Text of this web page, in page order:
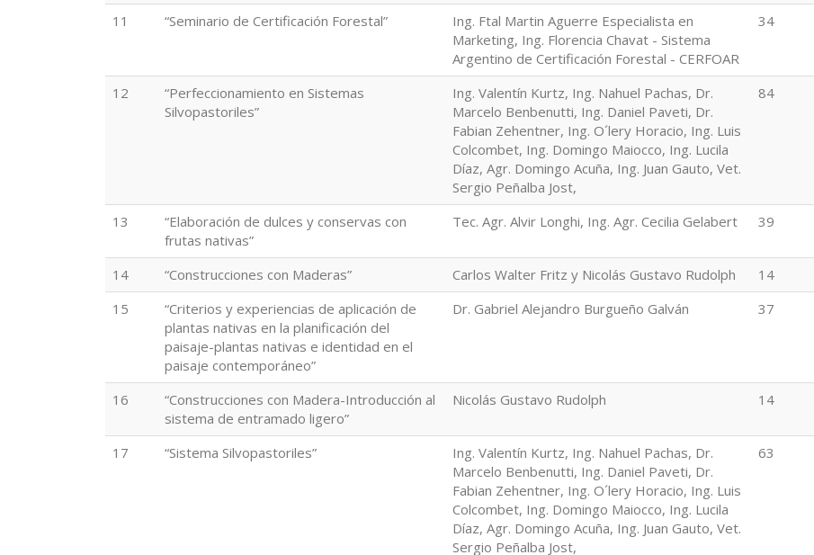
11 “Seminario de Certificación Forestal”
Ing. Ftal Martin Aguerre Especialista en
Marketing, Ing. Florencia Chavat - Sistema
Argentino de Certificación Forestal - CERFOAR
34
12
“Perfeccionamiento en Sistemas
Silvopastoriles”
Ing. Valentín Kurtz, Ing. Nahuel Pachas, Dr.
Marcelo Benbenutti, Ing. Daniel Paveti, Dr.
Fabian Zehentner, Ing. O´lery Horacio, Ing. Luis
Colcombet, Ing. Domingo Maiocco, Ing. Lucila
Díaz, Agr. Domingo Acuña, Ing. Juan Gauto, Vet.
Sergio Peñalba Jost,
84
13
“Elaboración de dulces y conservas con
frutas nativas”
Tec. Agr. Alvir Longhi, Ing. Agr. Cecilia Gelabert 39
14 “Construcciones con Maderas” Carlos Walter Fritz y Nicolás Gustavo Rudolph
14
15
“Criterios y experiencias de aplicación de
plantas nativas en la planificación del
paisaje-plantas nativas e identidad en el
paisaje contemporáneo”
Dr. Gabriel Alejandro Burgueño Galván 37
16
“Construcciones con Madera-Introducción al
sistema de entramado ligero”
Nicolás Gustavo Rudolph 14
17 “Sistema Silvopastoriles”
Ing. Valentín Kurtz, Ing. Nahuel Pachas, Dr.
Marcelo Benbenutti, Ing. Daniel Paveti, Dr.
Fabian Zehentner, Ing. O´lery Horacio, Ing. Luis
Colcombet, Ing. Domingo Maiocco, Ing. Lucila
Díaz, Agr. Domingo Acuña, Ing. Juan Gauto, Vet.
Sergio Peñalba Jost,
63